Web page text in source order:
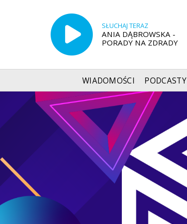
SŁUCHAJ TERAZ
ANIA DĄBROWSKA -
PORADY NA ZDRADY
WIADOMOŚCI PODCASTY